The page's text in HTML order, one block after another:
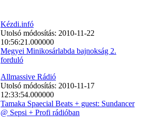
Kézdi.infó
Utolsó módosítás: 2010-11-22
10:56:21.000000
Megyei Minikosárlabda bajnokság 2.
forduló
Allmassive Rádió
Utolsó módosítás: 2010-11-17
12:33:54.000000
Tamaka Spaecial Beats + guest: Sundancer
@ Sepsi + Profi rádióban